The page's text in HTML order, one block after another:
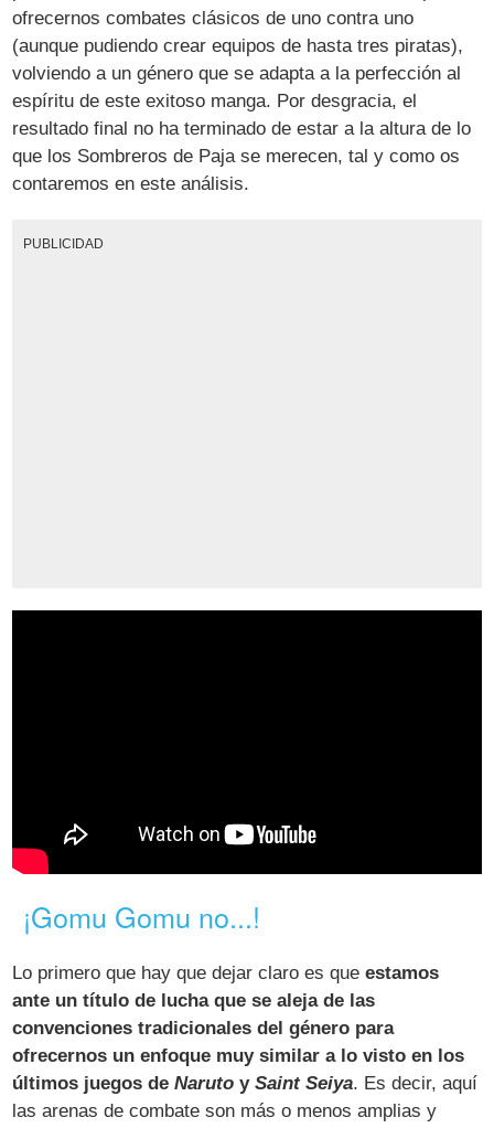
ofrecernos combates clásicos de uno contra uno
(aunque pudiendo crear equipos de hasta tres piratas),
volviendo a un género que se adapta a la perfección al
espíritu de este exitoso manga. Por desgracia, el
resultado final no ha terminado de estar a la altura de lo
que los Sombreros de Paja se merecen, tal y como os
contaremos en este análisis.
PUBLICIDAD
¡Gomu Gomu no...!
Lo primero que hay que dejar claro es queestamos
ante un título de lucha que se aleja de las
convenciones tradicionales del género para
ofrecernos un enfoque muy similar a lo visto en los
últimos juegos deNaruto ySaint Seiya. Es decir, aquí
las arenas de combate son más o menos amplias y